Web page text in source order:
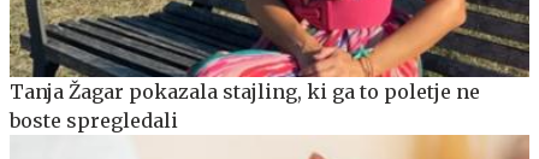
Tanja Žagar pokazala stajling, ki ga to poletje ne
boste spregledali